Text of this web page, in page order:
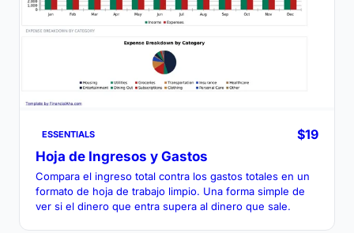
ESSENTIALS
$19
Hoja de Ingresos y Gastos
Compara el ingreso total contra los gastos totales en un
formato de hoja de trabajo limpio. Una forma simple de
ver si el dinero que entra supera al dinero que sale.